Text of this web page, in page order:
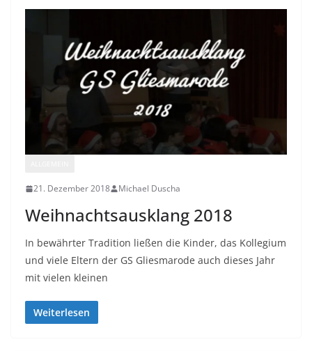
21. Dezember 2018 Michael Duscha
Weihnachtsausklang 2018
In bewährter Tradition ließen die Kinder, das Kollegium
und viele Eltern der GS Gliesmarode auch dieses Jahr
mit vielen kleinen
Weiterlesen